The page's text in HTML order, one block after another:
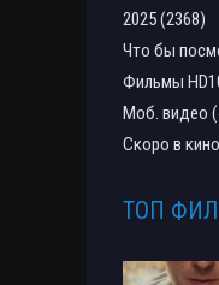
2025 (2368)
Что бы
Фильмы
Моб. видео
Скоро в
ТОП